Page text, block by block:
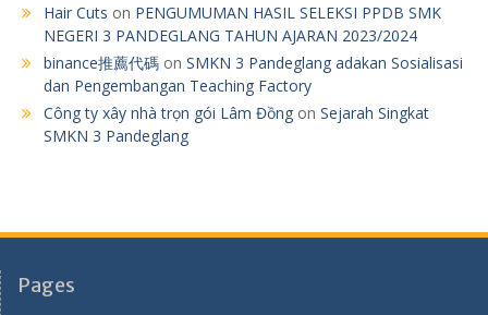
Hair Cuts on PENGUMUMAN HASIL SELEKSI PPDB SMK
NEGERI 3 PANDEGLANG TAHUN AJARAN 2023/2024
binance推薦代碼 on SMKN 3 Pandeglang adakan Sosialisasi
dan Pengembangan Teaching Factory
Công ty xây nhà trọn gói Lâm Đồng on Sejarah Singkat
SMKN 3 Pandeglang
Pages